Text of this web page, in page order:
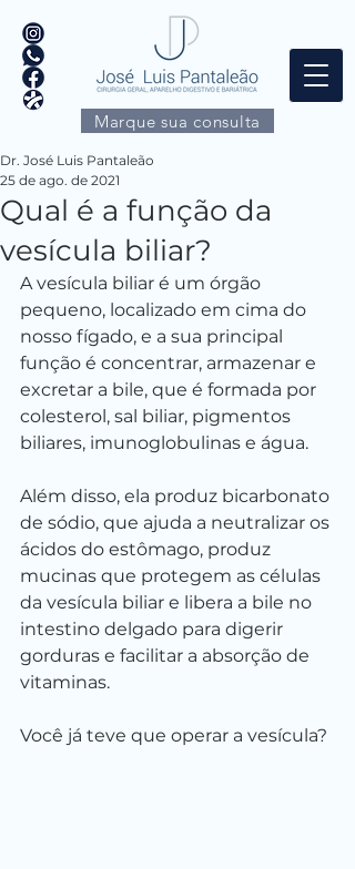
Marque sua consulta
Qual é a função da
vesícula biliar?
Dr. José Luis Pantaleão
25 de ago. de 2021
A vesícula biliar é um órgão
pequeno, localizado em cima do
nosso fígado, e a sua principal
função é concentrar, armazenar e
excretar a bile, que é formada por
colesterol, sal biliar, pigmentos
biliares, imunoglobulinas e água.
Além disso, ela produz bicarbonato
de sódio, que ajuda a neutralizar os
ácidos do estômago, produz
mucinas que protegem as células
da vesícula biliar e libera a bile no
intestino delgado para digerir
gorduras e facilitar a absorção de
vitaminas.
Você já teve que operar a vesícula?